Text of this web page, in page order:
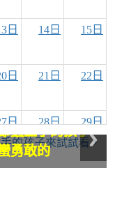
日 14日 15日
日 21日 22日
日 28日 29日
3日 4日 5日
可怕
可怕
蟲上手的孩子
勇敢的
蟲上手的孩子
勇敢的